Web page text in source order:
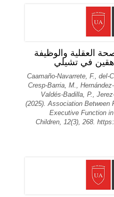
العقلية والوظيفة
في تشيلي
Caamaño-Navarrete, F., del-
Cresp-Barria, M.,
Valdés-Badilla, P.,
(2025). Association Between
Executive Function
Children, 12(3), 268.